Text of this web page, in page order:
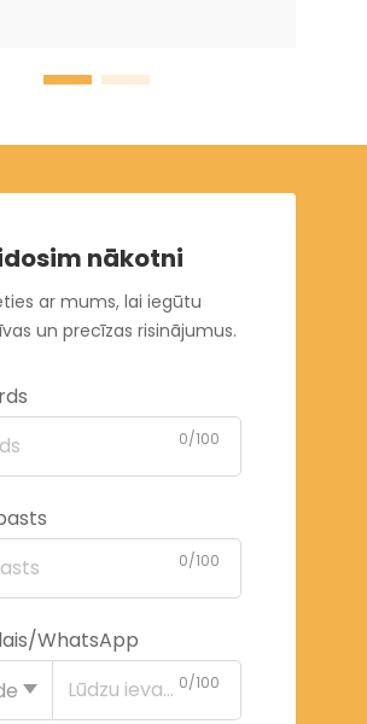
nākotni
ar mums, lai iegūtu
un precīzas risinājumus.
0/100
0/100
WhatsApp
0/100